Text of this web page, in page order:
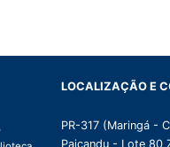
LOCALIZAÇÃO E
PR-317 (Maringá -
Paiçandu - Lote 80